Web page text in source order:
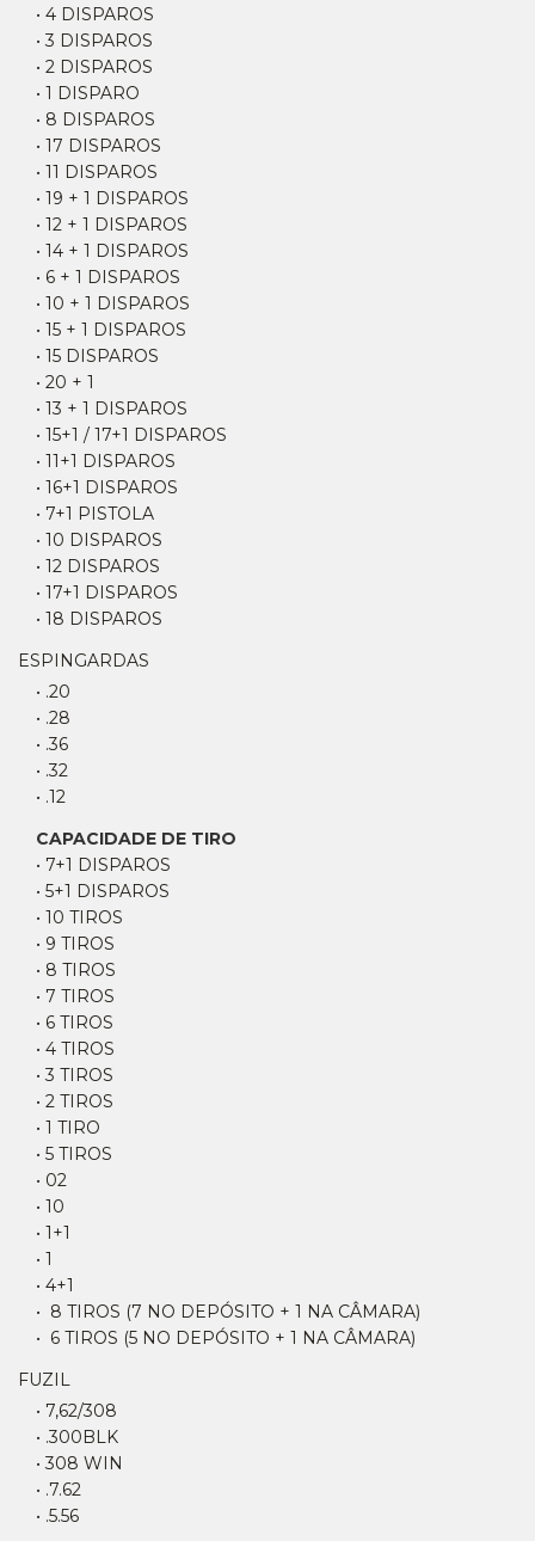
• 4 DISPAROS
• 3 DISPAROS
• 2 DISPAROS
• 1 DISPARO
• 8 DISPAROS
• 17 DISPAROS
• 11 DISPAROS
• 19 + 1 DISPAROS
• 12 + 1 DISPAROS
• 14 + 1 DISPAROS
• 6 + 1 DISPAROS
• 10 + 1 DISPAROS
• 15 + 1 DISPAROS
• 15 DISPAROS
• 20 + 1
• 13 + 1 DISPAROS
• 15+1 / 17+1 DISPAROS
• 11+1 DISPAROS
• 16+1 DISPAROS
• 7+1 PISTOLA
• 10 DISPAROS
• 12 DISPAROS
• 17+1 DISPAROS
• 18 DISPAROS
ESPINGARDAS
• .20
• .28
• .36
• .32
• .12
CAPACIDADE DE TIRO
• 7+1 DISPAROS
• 5+1 DISPAROS
• 10 TIROS
• 9 TIROS
• 8 TIROS
• 7 TIROS
• 6 TIROS
• 4 TIROS
• 3 TIROS
• 2 TIROS
• 1 TIRO
• 5 TIROS
• 02
• 10
• 1+1
• 1
• 4+1
• 8 TIROS (7 NO DEPÓSITO + 1 NA CÂMARA)
• 6 TIROS (5 NO DEPÓSITO + 1 NA CÂMARA)
FUZIL
• 7,62/308
• .300BLK
• 308 WIN
• .7.62
• .5.56